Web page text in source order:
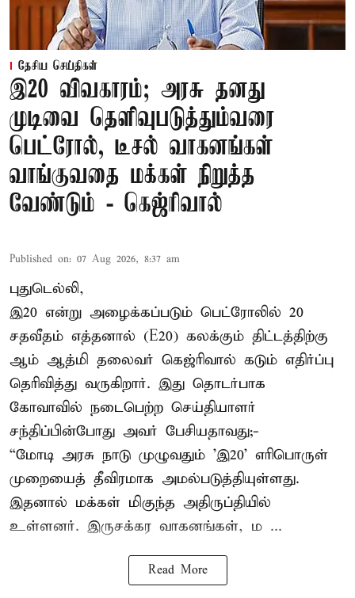
தேசிய செய்திகள்
இ20 விவகாரம்; அரசு தனது
முடிவை தெளிவுபடுத்தும்வரை
பெட்ரோல், டீசல் வாகனங்கள்
வாங்குவதை மக்கள் நிறுத்த
வேண்டும் - கெஜ்ரிவால்
Published on: 07 Aug 2026, 8:37 am
புதுடெல்லி,
இ20 என்று அழைக்கப்படும் பெட்ரோலில் 20
சதவீதம் எத்தனால் (E20) கலக்கும் திட்டத்திற்கு
ஆம் ஆத்மி தலைவர் கெஜ்ரிவால் கடும் எதிர்ப்பு
தெரிவித்து வருகிறார். இது தொடர்பாக
கோவாவில் நடைபெற்ற செய்தியாளர்
சந்திப்பின்போது அவர் பேசியதாவது;-
“மோடி அரசு நாடு முழுவதும் 'இ20’ எரிபொருள்
முறையைத் தீவிரமாக அமல்படுத்தியுள்ளது.
இதனால் மக்கள் மிகுந்த அதிருப்தியில்
உள்ளனர். இருசக்கர வாகனங்கள், ம ...
Read More